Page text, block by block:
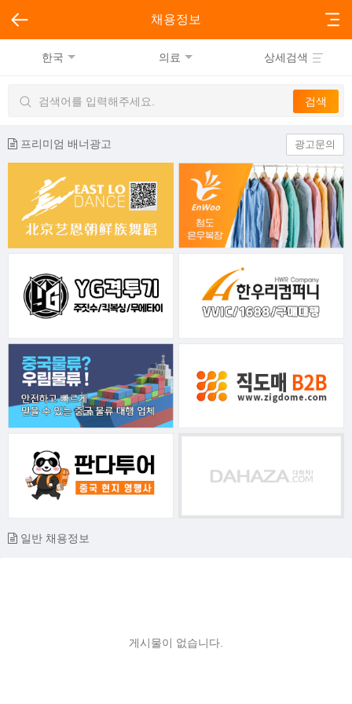
채용정보
한국 의료 상세검색
프리미엄 배너광고 광고문의
일반 채용정보
게시물이 없습니다.